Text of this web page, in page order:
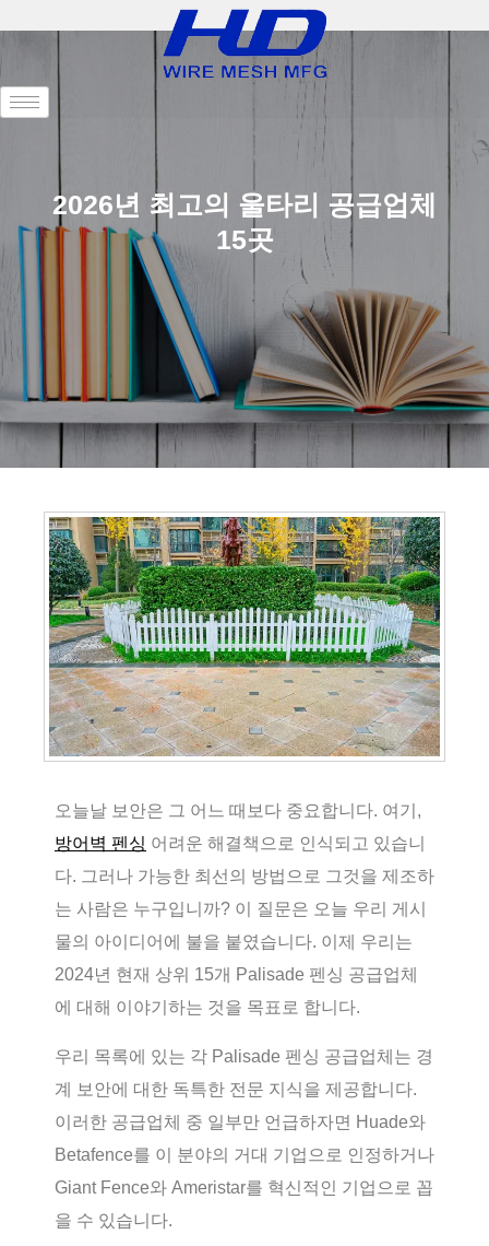
2026년 최고의 울타리 공급업체
15곳
오늘날 보안은 그 어느 때보다 중요합니다. 여기,
방어벽 펜싱 어려운 해결책으로 인식되고 있습니
다. 그러나 가능한 최선의 방법으로 그것을 제조하
는 사람은 누구입니까? 이 질문은 오늘 우리 게시
물의 아이디어에 불을 붙였습니다. 이제 우리는
2024년 현재 상위 15개 Palisade 펜싱 공급업체
에 대해 이야기하는 것을 목표로 합니다.
우리 목록에 있는 각 Palisade 펜싱 공급업체는 경
계 보안에 대한 독특한 전문 지식을 제공합니다.
이러한 공급업체 중 일부만 언급하자면 Huade와
Betafence를 이 분야의 거대 기업으로 인정하거나
Giant Fence와 Ameristar를 혁신적인 기업으로 꼽
을 수 있습니다.